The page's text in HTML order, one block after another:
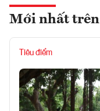
Mới nhất trên
Tiêu điểm